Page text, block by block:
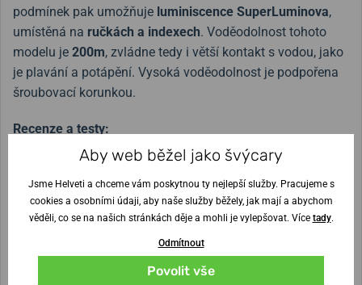
podmínek pak umožňuje luminiscence SuperLuminova,
umístěná na ručkách a indexech. Voděodolnost tohoto
modelu je 200m, zvládne tedy i větší kontakt s vodou, jako
je plavání a potápění. Vysoká voděodolnost je podpořena
šroubovací korunkou.
Recenze a testy:
Keramické Aikony a první GMT od Nivada Grenchen
Aby web běžel jako švýcary
Jsme Helveti a chceme vám poskytnou ty nejlepší služby. Pracujeme s
cookies a osobními údaji, aby naše služby běžely, jak mají a abychom
věděli, co se na našich stránkách děje a mohli je vylepšovat. Více tady.
Odmítnout
Povolit vše